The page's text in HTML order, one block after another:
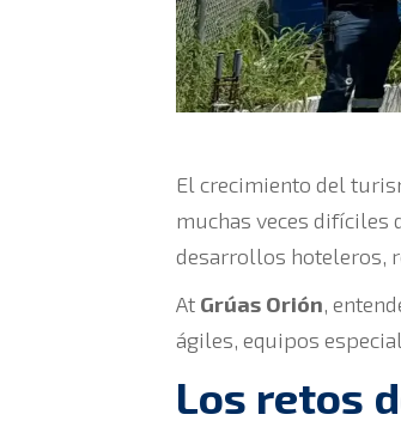
El crecimiento del
muchas veces difíciles
desarrollos hoteleros,
At Grúas Orión,
ágiles, equipos
Los retos